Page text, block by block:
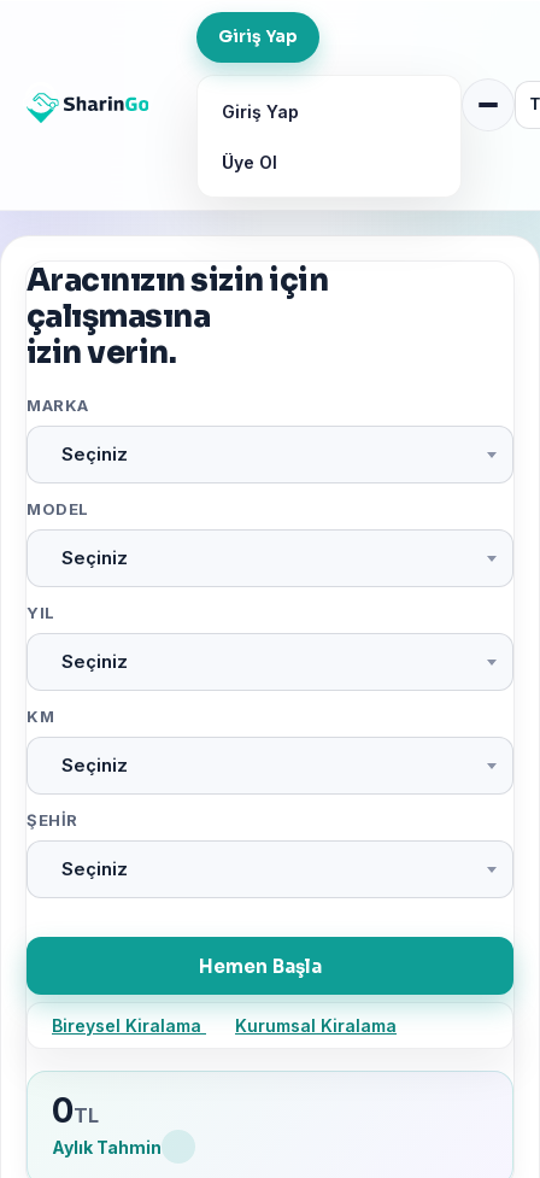
Giriş Yap
Giriş Yap
Üye Ol
Aracınızın sizin için
çalışmasına
izin verin.
MARKA
Seçiniz
MODEL
Seçiniz
YIL
Seçiniz
KM
Seçiniz
ŞEHIR
Seçiniz
Hemen Başla
Bireysel Kiralama Kurumsal Kiralama
0TL
Aylık Tahmin